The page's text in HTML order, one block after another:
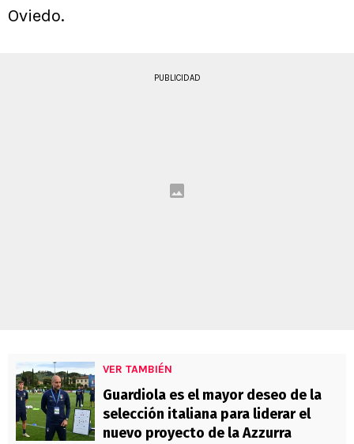
Oviedo.
PUBLICIDAD
VER TAMBIÉN
Guardiola es el mayor deseo de la
selección italiana para liderar el
nuevo proyecto de la Azzurra